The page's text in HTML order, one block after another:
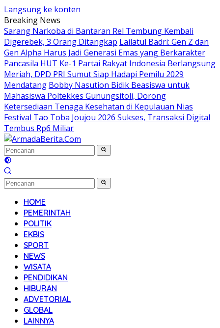
Langsung ke konten
Breaking News
Sarang Narkoba di Bantaran Rel Tembung Kembali
Digerebek, 3 Orang Ditangkap Lailatul Badri: Gen Z dan
Gen Alpha Harus Jadi Generasi Emas yang Berkarakter
Pancasila HUT Ke-1 Partai Rakyat Indonesia Berlangsung
Meriah, DPD PRI Sumut Siap Hadapi Pemilu 2029
Mendatang Bobby Nasution Bidik Beasiswa untuk
Mahasiswa Poltekkes Gunungsitoli, Dorong
Ketersediaan Tenaga Kesehatan di Kepulauan Nias
Festival Tao Toba Joujou 2026 Sukses, Transaksi Digital
Tembus Rp6 Miliar
HOME
PEMERINTAH
POLITIK
EKBIS
SPORT
NEWS
WISATA
PENDIDIKAN
HIBURAN
ADVETORIAL
GLOBAL
LAINNYA